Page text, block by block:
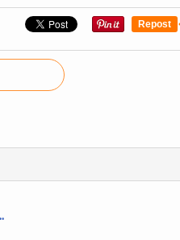
Repost